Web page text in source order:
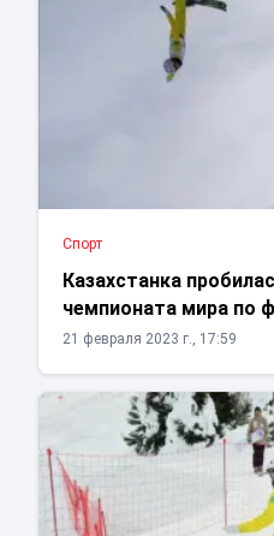
Спорт
Казахстанка
чемпионата мира по
21 февраля 2023 г., 17:59